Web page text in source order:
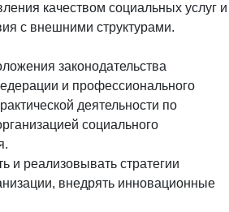
качеством социальных услуг и
с внешними структурами.
законодательства
и профессионального
деятельности по
социального
и реализовывать стратегии
внедрять инновационные